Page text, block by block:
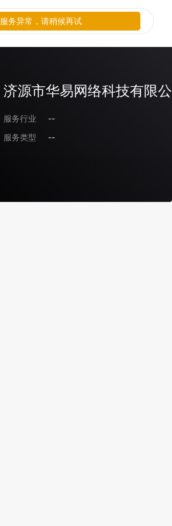
济源市华易网络科技有限
服务行业
--
服务类型
--
服务异常，请稍候再试